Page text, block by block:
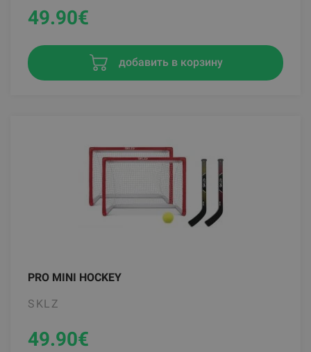
49.90€
добавить в корзину
PRO MINI HOCKEY
SKLZ
49.90€